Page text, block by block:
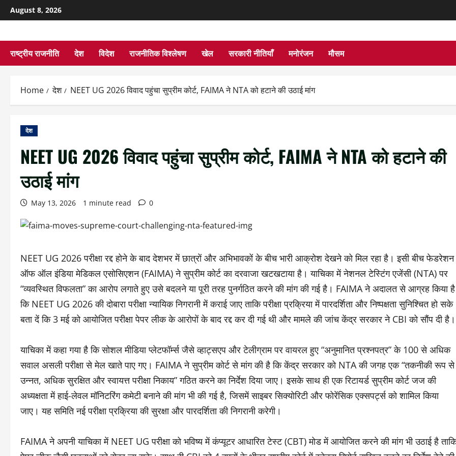
August 8, 2026
राष्ट्रीय राजनीति देश विदेश राजनीतिक विश्लेषण खेल सरकारी नीतियाँ मनोरंजन मौसम
Home देश NEET UG 2026 विवाद पहुंचा सुप्रीम कोर्ट, FAIMA ने NTA को हटाने की उठाई मांग
देश
NEET UG 2026 विवाद पहुंचा सुप्रीम कोर्ट, FAIMA ने NTA को हटाने की
उठाई मांग
May 13, 2026 1 minute read 0
NEET UG 2026 परीक्षा रद्द होने के बाद देशभर में छात्रों और अभिभावकों के बीच भारी आक्रोश देखने को मिल रहा है। इसी बीच फेडरेशन
ऑफ ऑल इंडिया मेडिकल एसोसिएशन (FAIMA) ने सुप्रीम कोर्ट का दरवाजा खटखटाया है। याचिका में नेशनल टेस्टिंग एजेंसी (NTA) पर
“व्यवस्थित विफलता” का आरोप लगाते हुए उसे बदलने या पूरी तरह पुनर्गठित करने की मांग की गई है। FAIMA ने अदालत से आग्रह किया है
कि NEET UG 2026 की दोबारा परीक्षा न्यायिक निगरानी में कराई जाए ताकि परीक्षा प्रक्रिया में पारदर्शिता और निष्पक्षता सुनिश्चित हो
बता दें कि 3 मई को आयोजित परीक्षा पेपर लीक के आरोपों के बाद रद्द कर दी गई थी और मामले की जांच केंद्र सरकार ने CBI को सौंप दी है।
याचिका में कहा गया है कि सोशल मीडिया प्लेटफॉर्म्स जैसे व्हाट्सएप और टेलीग्राम पर वायरल हुए “अनुमानित प्रश्नपत्र” के 100 से अधिक
सवाल असली परीक्षा से मेल खाते पाए गए। FAIMA ने सुप्रीम कोर्ट से मांग की है कि केंद्र सरकार को NTA की जगह एक “तकनीकी रूप से
उन्नत, अधिक सुरक्षित और स्वायत्त परीक्षा निकाय” गठित करने का निर्देश दिया जाए। इसके साथ ही एक रिटायर्ड सुप्रीम कोर्ट जज की
अध्यक्षता में हाई-लेवल मॉनिटरिंग कमेटी बनाने की मांग भी की गई है, जिसमें साइबर सिक्योरिटी और फोरेंसिक एक्सपर्ट्स को शामिल किया
जाए। यह समिति नई परीक्षा प्रक्रिया की सुरक्षा और पारदर्शिता की निगरानी करेगी।
FAIMA ने अपनी याचिका में NEET UG परीक्षा को भविष्य में कंप्यूटर आधारित टेस्ट (CBT) मोड में आयोजित करने की मांग भी उठाई है